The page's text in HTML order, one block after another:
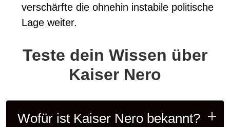
verschärfte die ohnehin instabile politische
Lage weiter.
Teste dein Wissen über
Kaiser Nero
Wofür ist Kaiser Nero bekannt?